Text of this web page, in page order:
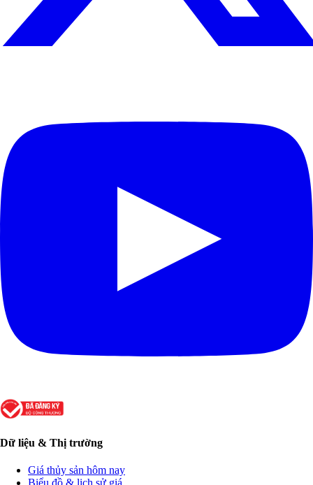
Dữ liệu & Thị trường
Giá thủy sản hôm nay